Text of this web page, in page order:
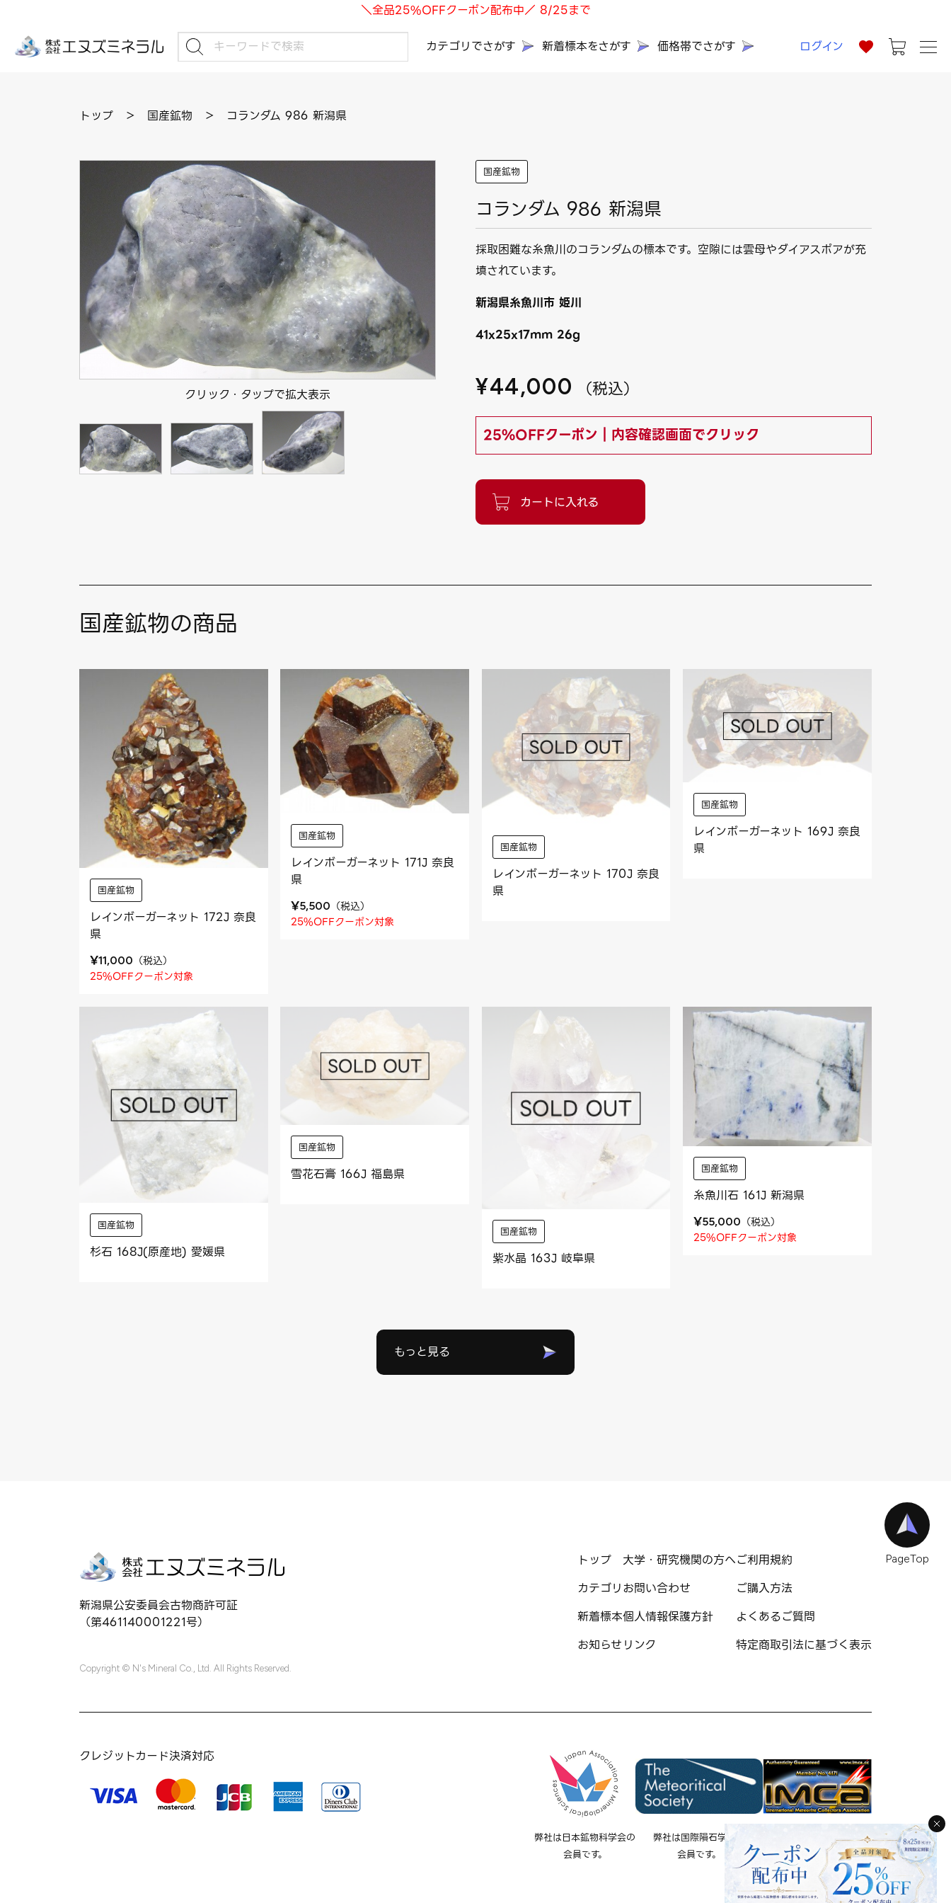
＼全品25%OFFクーポン配布中／ 8/25まで
カテゴリでさがす 新着標本をさがす 価格帯でさがす ログイン
トップ ＞ 国産鉱物 ＞ コランダム 986 新潟県
クリック・タップで拡大表示
国産鉱物
コランダム 986 新潟県
採取困難な糸魚川のコランダムの標本です。空隙には雲母やダイアスポアが充
填されています。
新潟県糸魚川市 姫川
41x25x17mm 26g
¥44,000 （税込）
25%OFFクーポン｜内容確認画面でクリック
国産鉱物の商品
国産鉱物
レインボーガーネット 172J 奈良
県
¥11,000 （税込）
25%OFFクーポン対象
国産鉱物
レインボーガーネット 171J 奈良
県
¥5,500 （税込）
25%OFFクーポン対象
国産鉱物
レインボーガーネット 170J 奈良
県
国産鉱物
レインボーガーネット 169J 奈良
県
国産鉱物
杉石 168J(原産地) 愛媛県
国産鉱物
雪花石膏 166J 福島県
国産鉱物
紫水晶 163J 岐阜県
国産鉱物
糸魚川石 161J 新潟県
¥55,000 （税込）
25%OFFクーポン対象
もっと見る
PageTop
新潟県公安委員会古物商許可証
（第461140001221号）
Copyright © N's Mineral Co., Ltd. All Rights Reserved.
トップ
カテゴリ
新着標本
お知らせ
大学・研究機関の方へ
お問い合わせ
個人情報保護方針
リンク
ご利用規約
ご購入方法
よくあるご質問
特定商取引法に基づく表示
クレジットカード決済対応
弊社は日本鉱物科学会の
会員です。
弊社は国際隕石学会の
会員です。
弊社は国際隕石コレクタ
ー協会の会員です。
IMCA 会員 No.4171